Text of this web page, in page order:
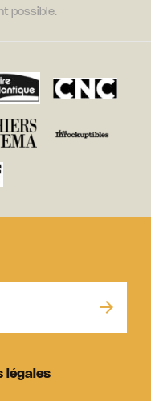
possible.
légales